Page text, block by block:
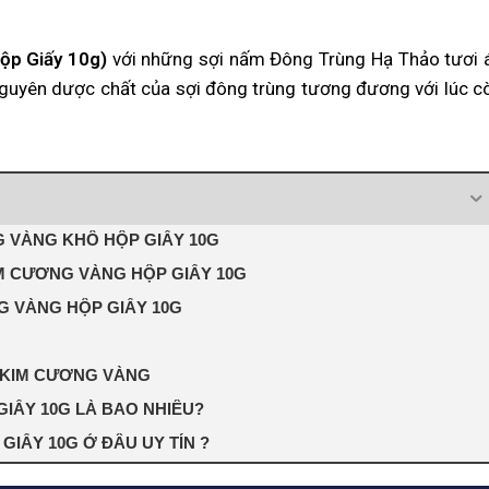
Giấy 10g) với những sợi nấm Đông Trùng Hạ Thảo tươi
dược chất của sợi đông trùng tương đương với lúc
KHÔ HỘP GIẤY 10G
CƯƠNG VÀNG HỘP GIẤY 10G
VÀNG HỘP GIẤY 10G
CƯƠNG VÀNG
10G LÀ BAO NHIÊU?
10G Ở ĐÂU UY TÍN ?